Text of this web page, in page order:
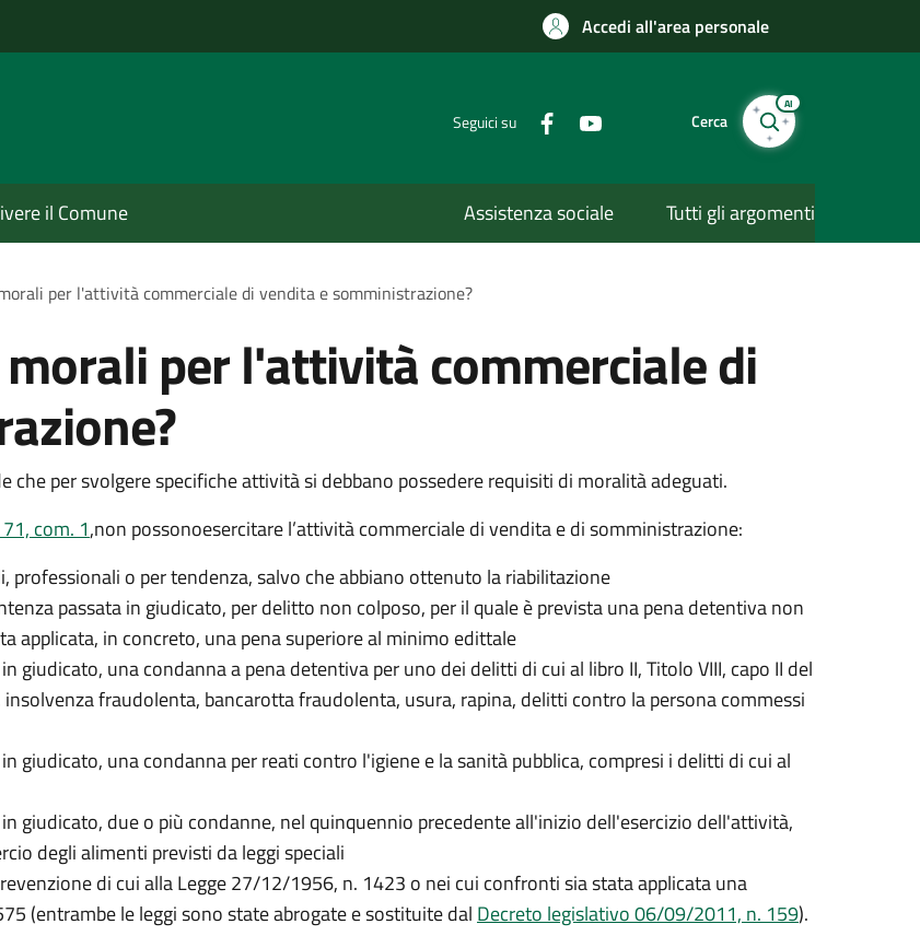
Accedi all'area personale
Seguici su Cerca
AI
il Comune Assistenza sociale Tutti gli argomenti
per l'attività commerciale di vendita e somministrazione?
per l'attività commerciale di
che per svolgere specifiche attività si debbano possedere requisiti di moralità adeguati.
com. 1,non possonoesercitare l’attività commerciale di vendita e di somministrazione:
o per tendenza, salvo che abbiano ottenuto la riabilitazione
passata in giudicato, per delitto non colposo, per il quale è prevista una pena detentiva non
applicata, in concreto, una pena superiore al minimo edittale
giudicato, una condanna a pena detentiva per uno dei delitti di cui al libro II, Titolo VIII, capo II del
fraudolenta, bancarotta fraudolenta, usura, rapina, delitti contro la persona commessi
giudicato, una condanna per reati contro l'igiene e la sanità pubblica, compresi i delitti di cui al
giudicato, due o più condanne, nel quinquennio precedente all'inizio dell'esercizio dell'attività,
degli alimenti previsti da leggi speciali
di cui alla Legge 27/12/1956, n. 1423 o nei cui confronti sia stata applicata una
(entrambe le leggi sono state abrogate e sostituite dal Decreto legislativo 06/09/2011, n. 159).